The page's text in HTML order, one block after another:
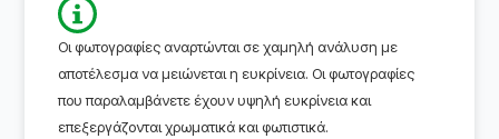
Οι φωτογραφίες αναρτώνται σε χαμηλή ανάλυση με
αποτέλεσμα να μειώνεται η ευκρίνεια. Οι φωτογραφίες
που παραλαμβάνετε έχουν υψηλή ευκρίνεια και
επεξεργάζονται χρωματικά και φωτιστικά.